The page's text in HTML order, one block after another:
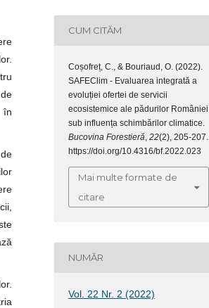
în
CUM CITĂM
Coșofreț, C., & Bouriaud, O. (2022).
SAFEClim - Evaluarea integrată a
evoluției ofertei de servicii
ecosistemice ale pădurilor României
sub influența schimbărilor climatice.
Bucovina Forestieră, 22(2), 205-207.
https://doi.org/10.4316/bf.2022.023
Mai multe formate de
citare
NUMĂR
Vol. 22 Nr. 2 (2022)